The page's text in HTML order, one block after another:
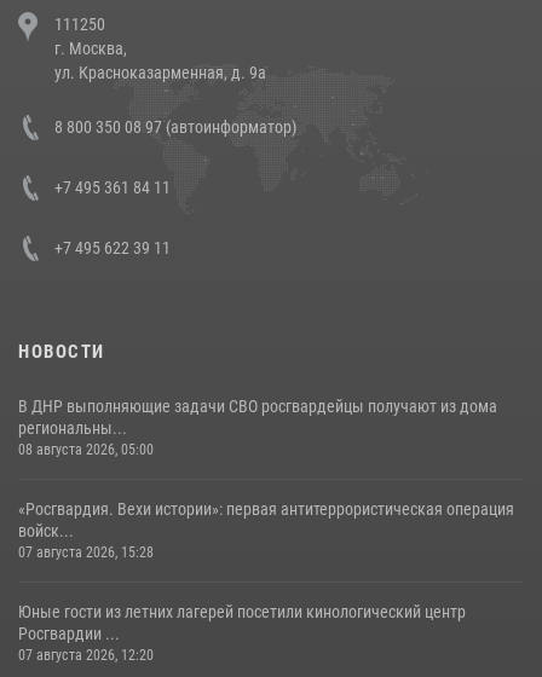
напавших на бригаду скорой помощи (видео)
14 июля 2026, 12:20
Состоялась рабочая встреча директора Росгвардии Героя России
генерала армии Виктора Золотова с заместителем полномочного
представителя Президента Российской Федерации в Северо-
Кавказском федеральном округе Виталием Кузнецовым
111250
г. Москва,
ул. Красноказарменная, д. 9а
8 800 350 08 97 (автоинформатор)
+7 495 361 84 11
+7 495 622 39 11
НОВОСТИ
В ДНР выполняющие задачи СВО росгвардейцы получают из дома
региональны...
08 августа 2026, 05:00
«Росгвардия. Вехи истории»: первая антитеррористическая операция
войск...
07 августа 2026, 15:28
Юные гости из летних лагерей посетили кинологический центр
Росгвардии ...
07 августа 2026, 12:20